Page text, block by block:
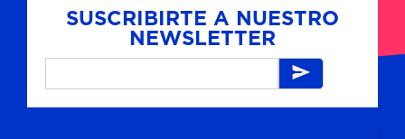
SUSCRIBIRTE A NUESTRO
NEWSLETTER